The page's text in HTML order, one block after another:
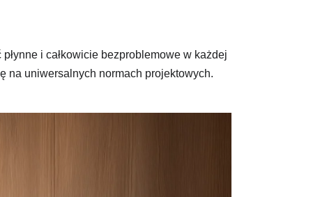
i całkowicie bezproblemowe w każdej
na uniwersalnych normach projektowych.